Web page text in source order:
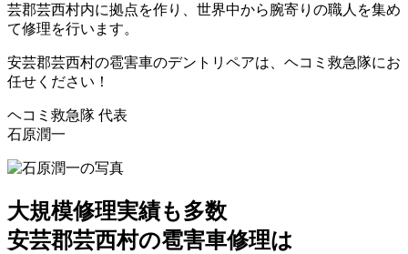
芸郡芸西村内に拠点を作り、世界中から腕寄りの職人を集め
て修理を行います。
安芸郡芸西村の雹害車のデントリペアは、ヘコミ救急隊にお
任せください！
ヘコミ救急隊 代表
石原潤一
大規模修理実績も多数
安芸郡芸西村の雹害車修理は